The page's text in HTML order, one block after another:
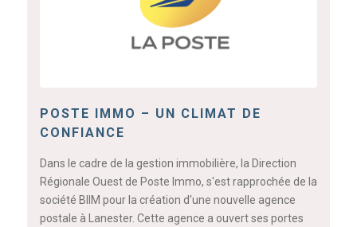
POSTE IMMO – UN CLIMAT DE
CONFIANCE
Dans le cadre de la gestion immobilière, la Direction
Régionale Ouest de Poste Immo, s'est rapprochée de la
société BIIM pour la création d'une nouvelle agence
postale à Lanester. Cette agence a ouvert ses portes